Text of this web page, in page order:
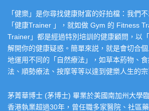
「健樂」是你尋找健康財富的好拍檔：我們
「健康Trainer 」，就如做 Gym 的 Fitness
Trainer」都是經過特別培訓的健康顧問，以
解開你的健康疑惑。簡單來説，就是會切合
地運用不同的「自然療法」，如草本葯物、
法、順勢療法、按摩等等以達到健樂人生的宗
茅菁華博士 (茅博士) 畢業於美國南加州大學
香港執業超過30年，曾任職多家醫院、社區